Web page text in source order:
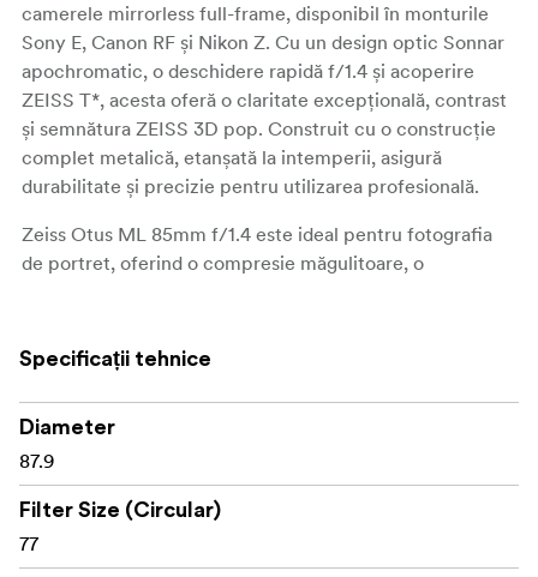
camerele mirrorless full-frame, disponibil în monturile
Sony E, Canon RF și Nikon Z. Cu un design optic Sonnar
apochromatic, o deschidere rapidă f/1.4 și acoperire
ZEISS T*, acesta oferă o claritate excepțională, contrast
și semnătura ZEISS 3D pop. Construit cu o construcție
complet metalică, etanșată la intemperii, asigură
durabilitate și precizie pentru utilizarea profesională.
Zeiss Otus ML 85mm f/1.4 este ideal pentru fotografia
de portret, oferind o compresie măgulitoare, o
modă și evenimente bogate în detalii, unde izolarea
subiectului și profunzimea creează imagini uimitoare.
Caracteristici principale:
aberațiile cromatice și franjurile de culoare, oferind
remarcabilă.
Specificații tehnice
Diameter
87.9
Filter Size (Circular)
77